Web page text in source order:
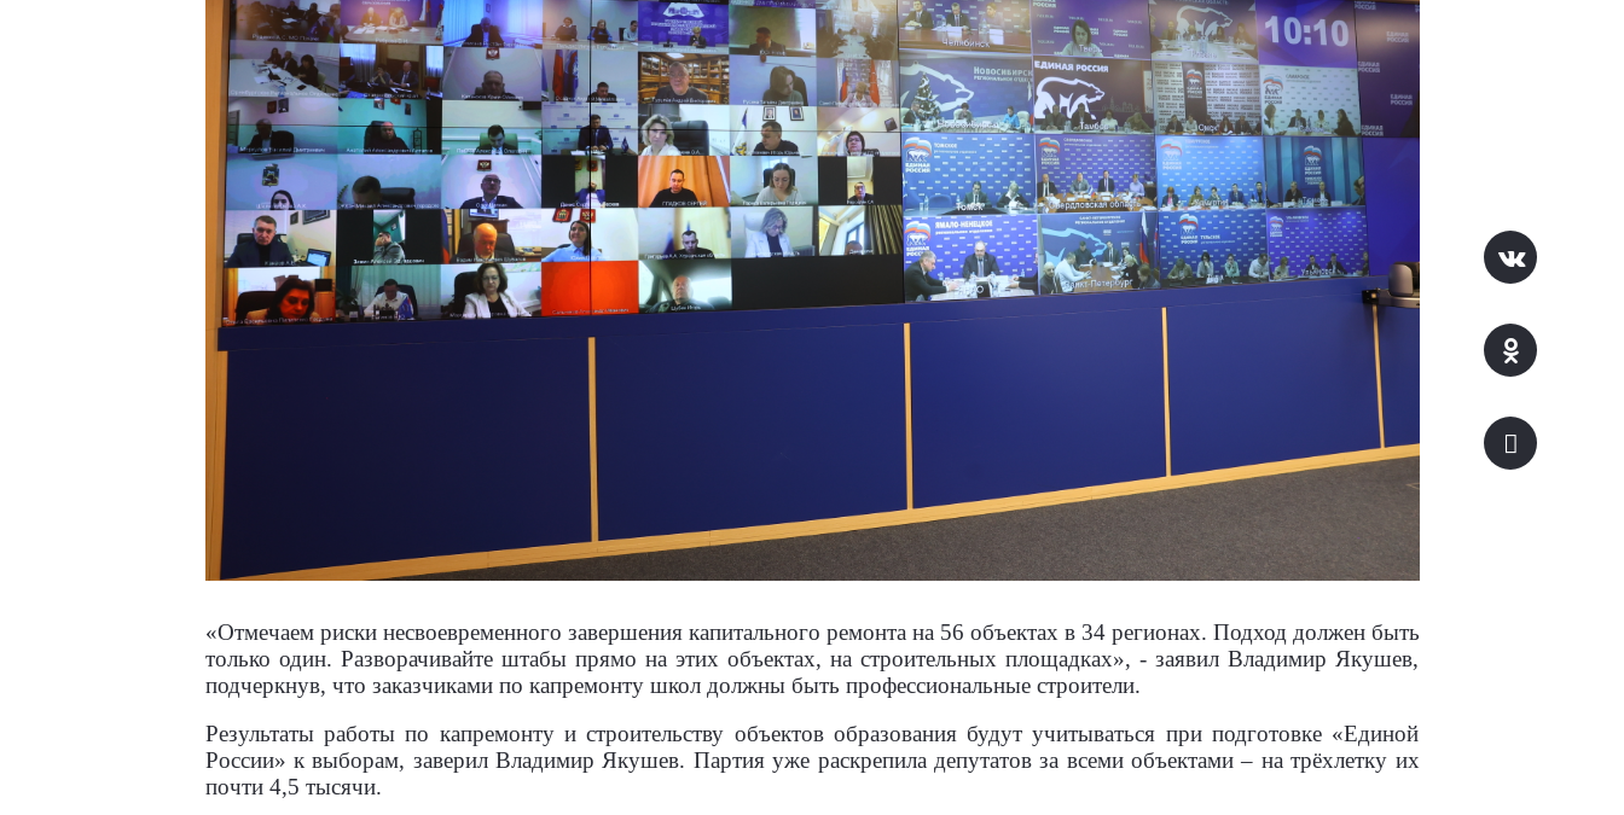
«Отмечаем риски несвоевременного завершения капитального ремонта на 56 объектах в 34 регионах. Подход должен быть
только один. Разворачивайте штабы прямо на этих объектах, на строительных площадках», - заявил Владимир Якушев,
подчеркнув, что заказчиками по капремонту школ должны быть профессиональные строители.
Результаты работы по капремонту и строительству объектов образования будут учитываться при подготовке «Единой
России» к выборам, заверил Владимир Якушев. Партия уже раскрепила депутатов за всеми объектами – на трёхлетку их
почти 4,5 тысячи.